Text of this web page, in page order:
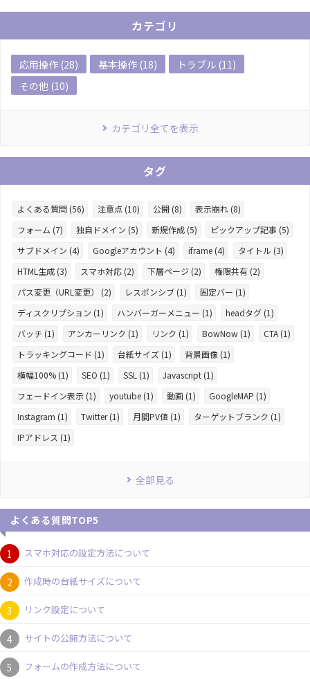
カテゴリ
応用操作 (28) 基本操作 (18)
トラブル (11)
その他 (10)
カテゴリ全てを表示
タグ
よくある質問 (56) 注意点 (10) 公開 (8)
表示崩れ (8)
フォーム (7)
独自ドメイン (5) 新規作成 (5)
ピックアップ記事 (5)
サブドメイン (4)
Googleアカウント (4) iframe (4)
タイトル (3)
HTML生成 (3)
スマホ対応 (2) 下層ページ (2)
権限共有 (2)
パス変更（URL変更） (2)
レスポンシブ (1)
固定バー (1)
ディスクリプション (1)
ハンバーガーメニュー (1)
headタグ (1)
バッチ (1)
アンカーリンク (1) リンク (1) BowNow (1)
CTA (1)
トラッキングコード (1)
台紙サイズ (1)
背景画像 (1)
横幅100% (1)
SEO (1) SSL (1)
Javascript (1)
フェードイン表示 (1)
youtube (1) 動画 (1)
GoogleMAP (1)
Instagram (1)
Twitter (1) 月間PV値 (1)
ターゲットブランク (1)
IPアドレス (1)
全部見る
よくある質問TOP5
スマホ対応の設定方法について
作成時の台紙サイズについて
リンク設定について
サイトの公開方法について
フォームの作成方法について